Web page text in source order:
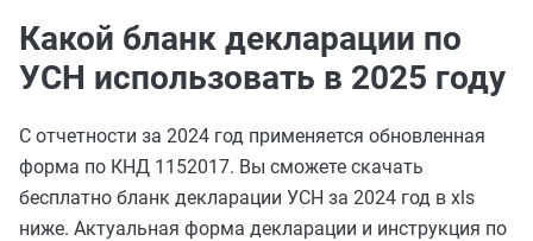
Какой бланк декларации по
УСН использовать в 2025 году
С отчетности за 2024 год применяется обновленная
форма по КНД 1152017. Вы сможете скачать
бесплатно бланк декларации УСН за 2024 год в xls
ниже. Актуальная форма декларации и инструкция по